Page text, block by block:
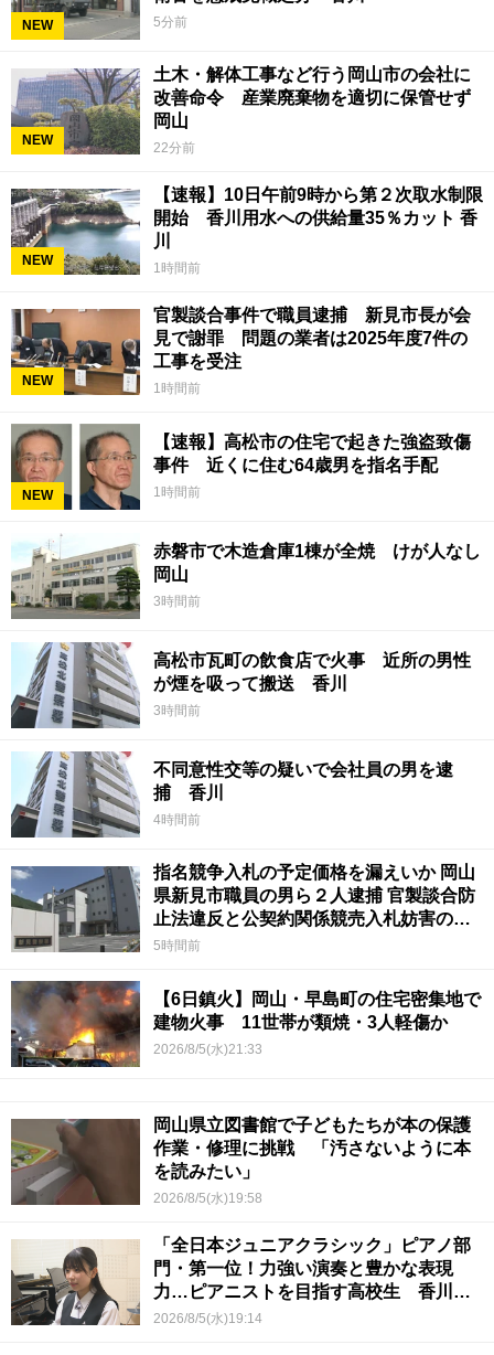
NEW 5分前
NEW
土木・解体工事など行う岡山市の会社に
改善命令 産業廃棄物を適切に保管せず
岡山
22分前
NEW
【速報】10日午前9時から第２次取水制限
開始 香川用水への供給量35％カット 香
川
1時間前
NEW
官製談合事件で職員逮捕 新見市長が会
見で謝罪 問題の業者は2025年度7件の
工事を受注
1時間前
NEW
【速報】高松市の住宅で起きた強盗致傷
事件 近くに住む64歳男を指名手配
1時間前
赤磐市で木造倉庫1棟が全焼 けが人なし
岡山
3時間前
高松市瓦町の飲食店で火事 近所の男性
が煙を吸って搬送 香川
3時間前
不同意性交等の疑いで会社員の男を逮
捕 香川
4時間前
指名競争入札の予定価格を漏えいか 岡山
県新見市職員の男ら２人逮捕 官製談合防
止法違反と公契約関係競売入札妨害の疑
い
5時間前
【6日鎮火】岡山・早島町の住宅密集地で
建物火事 11世帯が類焼・3人軽傷か
2026/8/5(水)21:33
岡山県立図書館で子どもたちが本の保護
作業・修理に挑戦 「汚さないように本
を読みたい」
2026/8/5(水)19:58
「全日本ジュニアクラシック」ピアノ部
門・第一位！力強い演奏と豊かな表現
力…ピアニストを目指す高校生 香川
【青春のキセキ】
2026/8/5(水)19:14